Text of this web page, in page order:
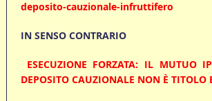
deposito-cauzionale-infruttifero
IN SENSO CONTRARIO
ESECUZIONE FORZATA: IL MUTUO
DEPOSITO CAUZIONALE NON È TITOLO